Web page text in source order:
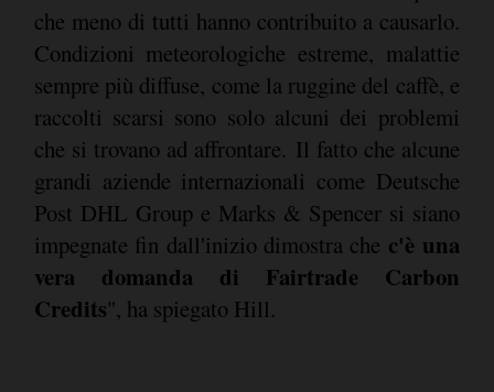
che meno di tutti hanno contribuito a causarlo.
Condizioni meteorologiche estreme, malattie
sempre più diffuse, come la ruggine del caffè, e
raccolti scarsi sono solo alcuni dei problemi
che si trovano ad affrontare. Il fatto che alcune
grandi aziende internazionali come Deutsche
Post DHL Group e Marks & Spencer si siano
impegnate fin dall'inizio dimostra che c'è una
vera domanda di Fairtrade Carbon
Credits", ha spiegato Hill.